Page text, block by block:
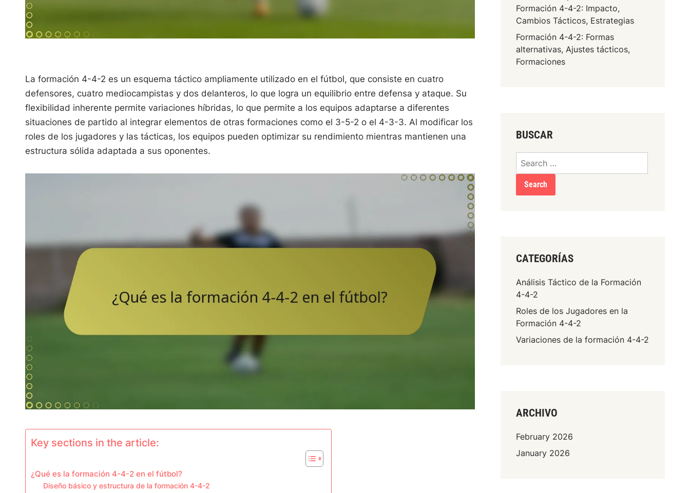
La formación 4-4-2 es un esquema táctico ampliamente utilizado en el fútbol, que consiste en cuatro
defensores, cuatro mediocampistas y dos delanteros, lo que logra un equilibrio entre defensa y ataque. Su
flexibilidad inherente permite variaciones híbridas, lo que permite a los equipos adaptarse a diferentes
situaciones de partido al integrar elementos de otras formaciones como el 3-5-2 o el 4-3-3. Al modificar los
roles de los jugadores y las tácticas, los equipos pueden optimizar su rendimiento mientras mantienen una
estructura sólida adaptada a sus oponentes.
Key sections in the article:
¿Qué es la formación 4-4-2 en el fútbol?
Diseño básico y estructura de la formación 4-4-2
Formación 4-4-2: Impacto,
Cambios Tácticos, Estrategias
Formación 4-4-2: Formas
alternativas, Ajustes tácticos,
Formaciones
BUSCAR
Search
CATEGORÍAS
Análisis Táctico de la Formación
4-4-2
Roles de los Jugadores en la
Formación 4-4-2
Variaciones de la formación 4-4-2
ARCHIVO
February 2026
January 2026